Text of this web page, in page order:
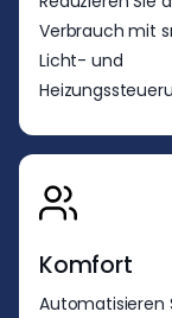
Verbrauch mit
Licht- und
Komfort
Automatisieren